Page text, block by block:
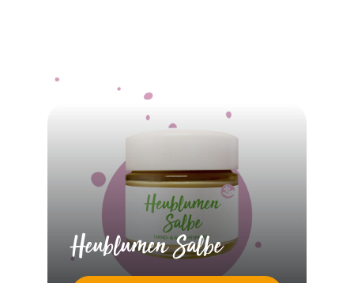
Heublumen Salbe